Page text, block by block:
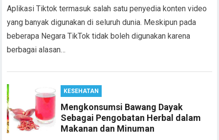
Aplikasi Tiktok termasuk salah satu penyedia konten video
yang banyak digunakan di seluruh dunia. Meskipun pada
beberapa Negara TikTok tidak boleh digunakan karena
berbagai alasan…
KESEHATAN
Mengkonsumsi Bawang Dayak
Sebagai Pengobatan Herbal dalam
Makanan dan Minuman